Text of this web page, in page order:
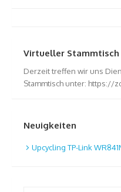
Virtueller Stammtisch
Derzeit treffen wir uns
Stammtisch unter: https://
Neuigkeiten
Upcycling TP-Link